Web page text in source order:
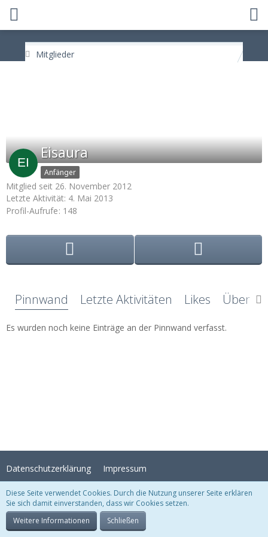
Mitglieder
Eisaura
Anfänger
Mitglied seit 26. November 2012
Letzte Aktivität: 4. Mai 2013
Profil-Aufrufe 148
Pinnwand Letzte Aktivitäten Likes Über
Es wurden noch keine Einträge an der Pinnwand verfasst.
Datenschutzerklärung Impressum
Stil:Crystal Temptation , erstellt vonKittMedia
Community-Software:
Diese Seite verwendet Cookies. Durch die Nutzung unserer Seite erklären
Sie sich damit einverstanden, dass wir Cookies setzen.
Weitere Informationen
Schließen